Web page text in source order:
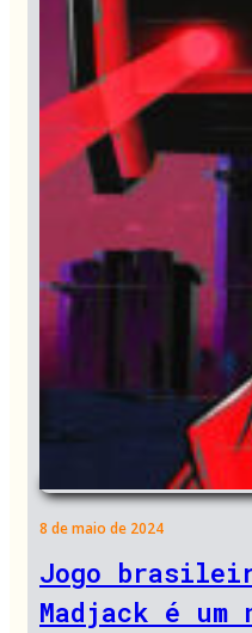
8 de maio de 2024
Jogo
Madjack é um